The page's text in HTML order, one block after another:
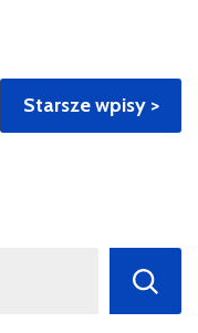
Starsze wpisy